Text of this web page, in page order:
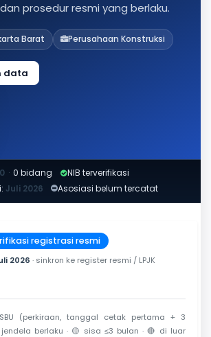
prosedur resmi yang berlaku.
Barat Perusahaan Konstruksi
data
0 · 0 bidang
NIB terverifikasi
Juli 2026 Asosiasi belum tercatat
registrasi resmi
2026 · sinkron ke register resmi / LPJK
cetak
(perkiraan, tanggal cetak pertama + 3
berlaku · 🟡 sisa ≤3 bulan · 🔴 di luar